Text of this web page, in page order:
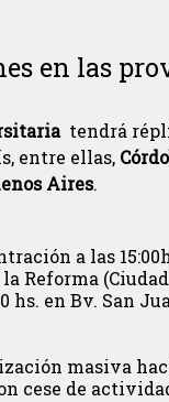
en las
tendrá
entre ellas,
Aires.
a las
Reforma
hs. en Bv. San
masiva
cese de